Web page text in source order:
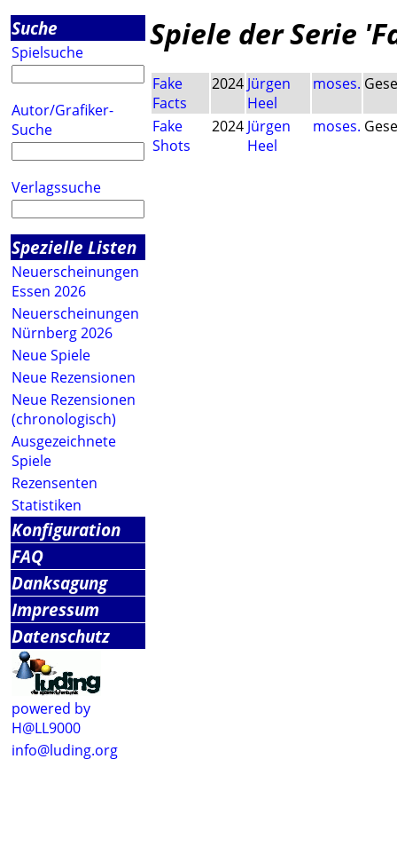
Suche
Spielsuche
Autor/Grafiker-
Suche
Verlagssuche
Spezielle Listen
Neuerscheinungen
Essen 2026
Neuerscheinungen
Nürnberg 2026
Neue Spiele
Neue Rezensionen
Neue Rezensionen
(chronologisch)
Ausgezeichnete
Spiele
Rezensenten
Statistiken
Konfiguration
FAQ
Danksagung
Impressum
Datenschutz
powered by
H@LL9000
info@luding.org
Spiele der Serie
Fake
Facts
2024 Jürgen
Heel
moses.
Fake
Shots
2024 Jürgen
Heel
moses.